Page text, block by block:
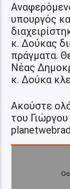
υπουργός
κ. Δούκας
πράγματα.
Νέας
κ. Δούκα
Ακούστε
του